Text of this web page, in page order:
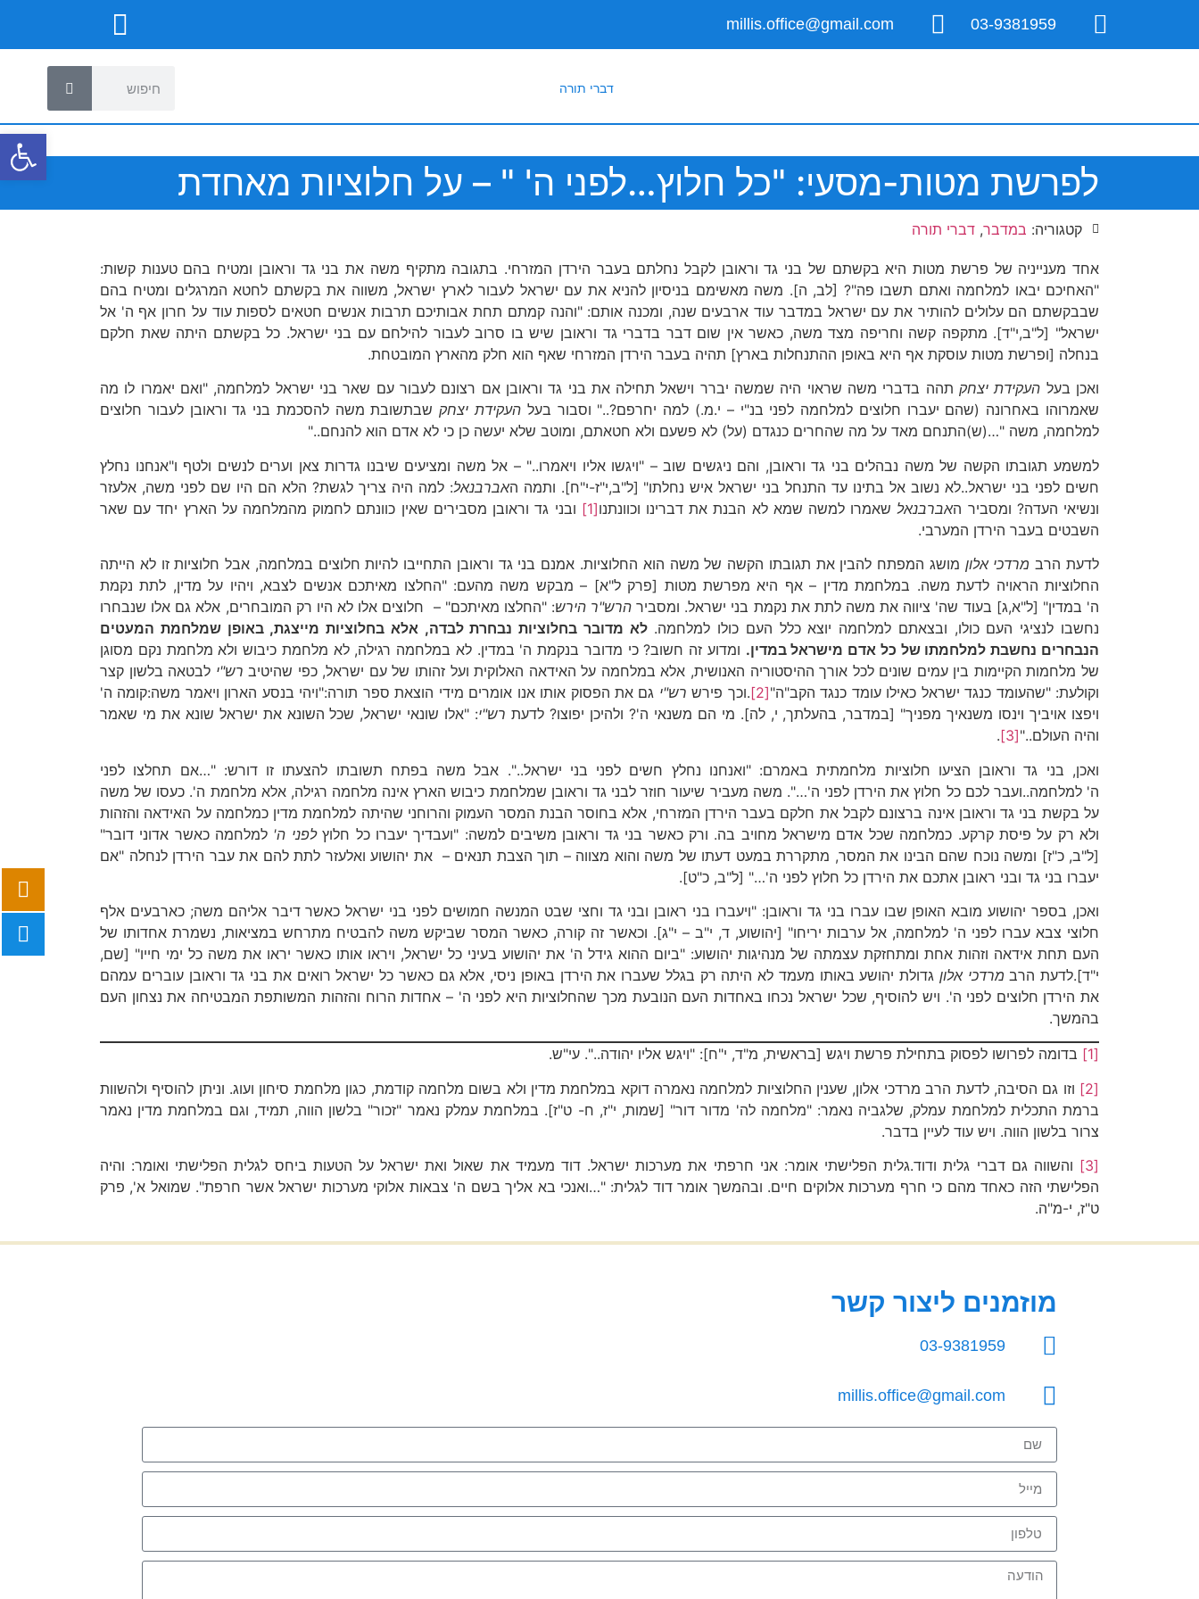
03-9381959
millis.office@gmail.com
דברי תורה
לפרשת מטות-מסעי: "כל חלוץ…לפני ה' " – על חלוציות מאחדת
קטגוריה: במדבר, דברי תורה
אחד מענייניה של פרשת מטות היא בקשתם של בני גד וראובן לקבל נחלתם בעבר הירדן המזרחי. בתגובה מתקיף משה את בני גד וראובן ומטיח בהם טענות קשות:
"האחיכם יבאו למלחמה ואתם תשבו פה"? [לב, ה]. משה מאשימם בניסיון להניא את עם ישראל לעבור לארץ ישראל, משווה את בקשתם לחטא המרגלים ומטיח בהם
שבבקשתם הם עלולים להותיר את עם ישראל במדבר עוד ארבעים שנה, ומכנה אותם: "והנה קמתם תחת אבותיכם תרבות אנשים חטאים לספות עוד על חרון אף ה' אל
ישראל" [ל"ב,י"ד]. מתקפה קשה וחריפה מצד משה, כאשר אין שום דבר בדברי גד וראובן שיש בו סרוב לעבור להילחם עם בני ישראל. כל בקשתם היתה שאת חלקם
בנחלה [ופרשת מטות עוסקת אף היא באופן ההתנחלות בארץ] תהיה בעבר הירדן המזרחי שאף הוא חלק מהארץ המובטחת.
ואכן בעל העקידת יצחקתהה בדברי משה שראוי היה שמשה יברר וישאל תחילה את בני גד וראובן אם רצונם לעבור עם שאר בני ישראל למלחמה, "ואם יאמרו לו מה
שאמרוהו באחרונה (שהם יעברו חלוצים למלחמה לפני בנ"י – י.מ.) למה יחרפם?.." וסבור בעל העקידת יצחקשבתשובת משה להסכמת בני גד וראובן לעבור חלוצים
למלחמה, משה "…(ש)התנחם מאד על מה שהחרים כנגדם (על) לא פשעם ולא חטאתם, ומוטב שלא יעשה כן כי לא אדם הוא להנחם.."
למשמע תגובתו הקשה של משה נבהלים בני גד וראובן, והם ניגשים שוב – "ויגשו אליו ויאמרו.." – אל משה ומציעים שיבנו גדרות צאן וערים לנשים ולטף ו"אנחנו נחלץ
חשים לפני בני ישראל..לא נשוב אל בתינו עד התנחל בני ישראל איש נחלתו" [ל"ב,י"ז-י"ח]. ותמה האברבנאל: למה היה צריך לגשת? הלא הם היו שם לפני משה, אלעזר
ונשיאי העדה? ומסביר האברבנאל שאמרו למשה שמא לא הבנת את דברינו וכוונתנו[1]
ובני גד וראובן מסבירים שאין כוונתם לחמוק מהמלחמה על הארץ יחד עם שאר
השבטים בעבר הירדן המערבי.
לדעת הרב מרדכי אלון מושג המפתח להבין את תגובתו הקשה של משה הוא החלוציות. אמנם בני גד וראובן התחייבו להיות חלוצים במלחמה, אבל חלוציות זו לא הייתה
החלוציות הראויה לדעת משה. במלחמת מדין – אף היא מפרשת מטות [פרק ל"א] – מבקש משה מהעם: "החלצו מאיתכם אנשים לצבא, ויהיו על מדין, לתת נקמת
ה' במדין" [ל"א,ג] בעוד שה' ציווה את משה לתת את נקמת בני ישראל. ומסביר הרש"ר הירש: "החלצו מאיתכם" – חלוצים אלו לא היו רק המובחרים, אלא גם אלו שנבחרו
נחשבו לנציגי העם כולו, ובצאתם למלחמה יוצא כלל העם כולו למלחמה.לא מדובר בחלוציות נבחרת לבדה, אלא בחלוציות מייצגת, באופן שמלחמת המעטים
הנבחרים נחשבת למלחמתו של כל אדם מישראל במדין. ומדוע זה חשוב? כי מדובר בנקמת ה' במדין. לא במלחמה רגילה, לא מלחמת כיבוש ולא מלחמת נקם מסוגן
של מלחמות הקיימות בין עמים שונים לכל אורך ההיסטוריה האנושית, אלא במלחמה על האידאה האלוקית ועל זהותו של עם ישראל, כפי שהיטיב רש"י לבטאה בלשון קצר
וקולעת: "שהעומד כנגד ישראל כאילו עומד כנגד הקב"ה"[2] .וכך פירש רש"י גם את הפסוק אותו אנו אומרים מידי הוצאת ספר תורה:"ויהי בנסע הארון ויאמר משה:קומה ה'
ויפצו אויביך וינסו משנאיך מפניך" [במדבר, בהעלתך, י, לה]. מי הם משנאי ה'? ולהיכן יפוצו? לדעת רש"י: "אלו שונאי ישראל, שכל השונא את ישראל שונא את מי שאמר
והיה העולם.."[3]
.
ואכן, בני גד וראובן הציעו חלוציות מלחמתית באמרם: "ואנחנו נחלץ חשים לפני בני ישראל..". אבל משה בפתח תשובתו להצעתו זו דורש: "…אם תחלצו לפני
ה' למלחמה..ועבר לכם כל חלוץ את הירדן לפני ה'…". משה מעביר שיעור חוזר לבני גד וראובן שמלחמת כיבוש הארץ אינה מלחמה רגילה, אלא מלחמת ה'. כעסו של משה
על בקשת בני גד וראובן אינה ברצונם לקבל את חלקם בעבר הירדן המזרחי, אלא בחוסר הבנת המסר העמוק והרוחני שהיתה למלחמת מדין כמלחמה על האידאה והזהות
ולא רק על פיסת קרקע. כמלחמה שכל אדם מישראל מחויב בה. ורק כאשר בני גד וראובן משיבים למשה: "ועבדיך יעברו כל חלוץלפני ה' למלחמה כאשר אדוני דובר"
[ל"ב, כ"ז] ומשה נוכח שהם הבינו את המסר, מתקררת במעט דעתו של משה והוא מצווה – תוך הצבת תנאים – את יהושוע ואלעזר לתת להם את עבר הירדן לנחלה "אם
יעברו בני גד ובני ראובן אתכם את הירדן כל חלוץ לפני ה'…" [ל"ב, כ"ט].
ואכן, בספר יהושוע מובא האופן שבו עברו בני גד וראובן: "ויעברו בני ראובן ובני גד וחצי שבט המנשה חמושים לפני בני ישראל כאשר דיבר אליהם משה; כארבעים אלף
חלוצי צבא עברו לפני ה' למלחמה, אל ערבות יריחו" [יהושוע, ד, י"ב – י"ג]. וכאשר זה קורה, כאשר המסר שביקש משה להבטיח מתרחש במציאות, נשמרת אחדותו של
העם תחת אידאה וזהות אחת ומתחזקת עצמתה של מנהיגות יהושוע: "ביום ההוא גידל ה' את יהושוע בעיני כל ישראל, ויראו אותו כאשר יראו את משה כל ימי חייו" [שם,
י"ד].לדעת הרב מרדכי אלון גדולת יהושע באותו מעמד לא היתה רק בגלל שעברו את הירדן באופן ניסי, אלא גם כאשר כל ישראל רואים את בני גד וראובן עוברים עמהם
את הירדן חלוצים לפני ה'. ויש להוסיף, שכל ישראל נכחו באחדות העם הנובעת מכך שהחלוציות היא לפני ה' – אחדות הרוח והזהות המשותפת המבטיחה את נצחון העם
בהמשך.
[1]
בדומה לפרושו לפסוק בתחילת פרשת ויגש [בראשית, מ"ד, י"ח]: "ויגש אליו יהודה..". עי"ש.
[2]
וזו גם הסיבה, לדעת הרב מרדכי אלון, שענין החלוציות למלחמה נאמרה דוקא במלחמת מדין ולא בשום מלחמה קודמת, כגון מלחמת סיחון ועוג. וניתן להוסיף ולהשוות
ברמת התכלית למלחמת עמלק, שלגביה נאמר: "מלחמה לה' מדור דור" [שמות, י"ז, ח- ט"ז]. במלחמת עמלק נאמר "זכור" בלשון הווה, תמיד, וגם במלחמת מדין נאמר
צרור בלשון הווה. ויש עוד לעיין בדבר.
[3]
והשווה גם דברי גלית ודוד.גלית הפלישתי אומר: אני חרפתי את מערכות ישראל. דוד מעמיד את שאול ואת ישראל על הטעות ביחס לגלית הפלישתי ואומר: והיה
הפלישתי הזה כאחד מהם כי חרף מערכות אלוקים חיים. ובהמשך אומר דוד לגלית: "…ואנכי בא אליך בשם ה' צבאות אלוקי מערכות ישראל אשר חרפת". שמואל א', פרק
ט"ז, י-מ"ה.
מוזמנים ליצור קשר
03-9381959
millis.office@gmail.com